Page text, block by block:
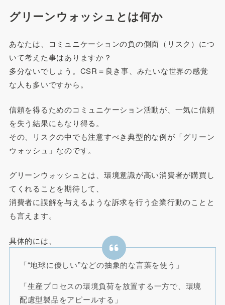
グリーンウォッシュとは何か
あなたは、コミュニケーションの負の側面（リスク）につ
いて考えた事はありますか？
多分ないでしょう。CSR＝良き事、みたいな世界の感覚
な人も多いですから。
信頼を得るためのコミュニケーション活動が、一気に信頼
を失う結果にもなり得る。
その、リスクの中でも注意すべき典型的な例が「グリーン
ウォッシュ」なのです。
グリーンウォッシュとは、環境意識が高い消費者が購買し
てくれることを期待して、
消費者に誤解を与えるような訴求を行う企業行動のことと
も言えます。
具体的には、
「“地球に優しい”などの抽象的な言葉を使う」
「生産プロセスの環境負荷を放置する一方で、環境
配慮型製品をアピールする」